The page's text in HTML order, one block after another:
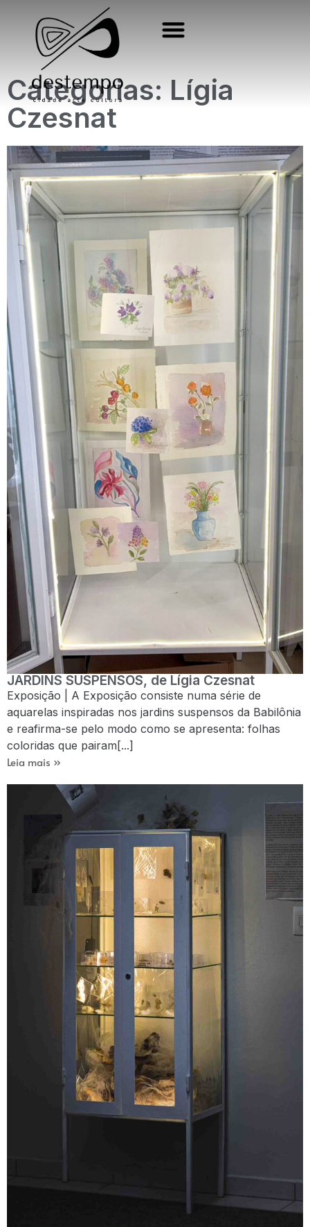
Categorias: Lígia
Czesnat
JARDINS SUSPENSOS, de Lígia Czesnat
Exposição | A Exposição consiste numa série de
aquarelas inspiradas nos jardins suspensos da Babilônia
e reafirma-se pelo modo como se apresenta: folhas
coloridas que pairam[...]
Leia mais »